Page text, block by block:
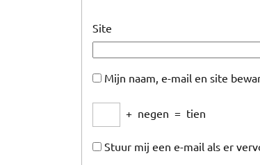
Site
Mijn naam, e-mail en site
+ negen = tien
Stuur mij een e-mail als er